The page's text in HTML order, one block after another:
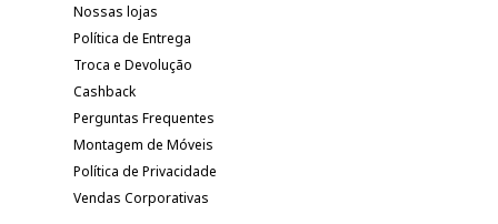
Nossas lojas
Política de Entrega
Troca e Devolução
Cashback
Perguntas Frequentes
Montagem de Móveis
Política de Privacidade
Vendas Corporativas